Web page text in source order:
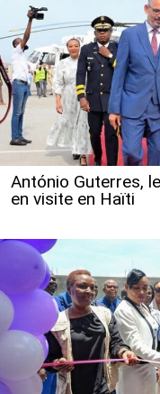
António Guterres,
en visite en Haïti